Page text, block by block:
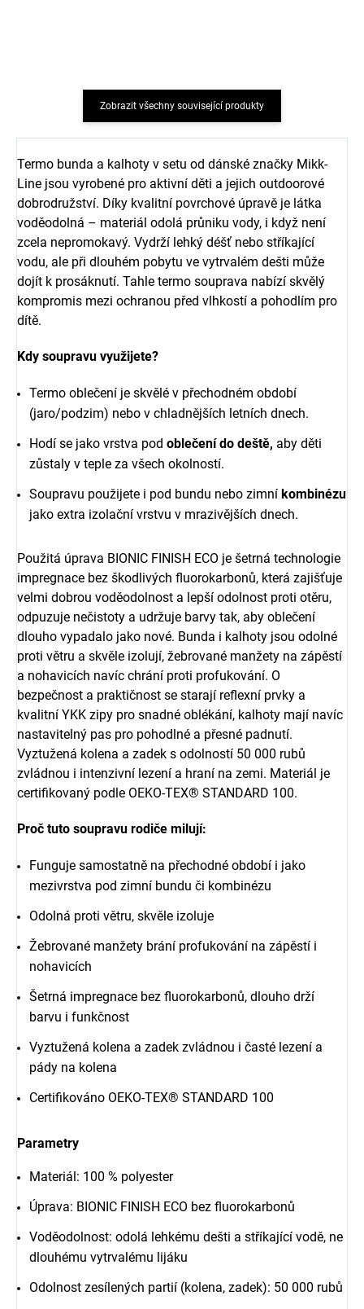
Zobrazit všechny související produkty
Termo bunda a kalhoty v setu od dánské značky Mikk-
Line jsou vyrobené pro aktivní děti a jejich outdoorové
dobrodružství. Díky kvalitní povrchové úpravě je látka
voděodolná – materiál odolá průniku vody, i když není
zcela nepromokavý. Vydrží lehký déšť nebo stříkající
vodu, ale při dlouhém pobytu ve vytrvalém dešti může
dojít k prosáknutí. Tahle termo souprava nabízí skvělý
kompromis mezi ochranou před vlhkostí a pohodlím pro
dítě.
Kdy soupravu využijete?
Termo oblečení je skvělé v přechodném období
(jaro/podzim) nebo v chladnějších letních dnech.
Hodí se jako vrstva pod oblečení do deště, aby děti
zůstaly v teple za všech okolností.
Soupravu použijete i pod bundu nebo zimní kombinézu
jako extra izolační vrstvu v mrazivějších dnech.
Použitá úprava BIONIC FINISH ECO je šetrná technologie
impregnace bez škodlivých fluorokarbonů, která zajišťuje
velmi dobrou voděodolnost a lepší odolnost proti otěru,
odpuzuje nečistoty a udržuje barvy tak, aby oblečení
dlouho vypadalo jako nové. Bunda i kalhoty jsou odolné
proti větru a skvěle izolují, žebrované manžety na zápěstí
a nohavicích navíc chrání proti profukování. O
bezpečnost a praktičnost se starají reflexní prvky a
kvalitní YKK zipy pro snadné oblékání, kalhoty mají navíc
nastavitelný pas pro pohodlné a přesné padnutí.
Vyztužená kolena a zadek s odolností 50 000 rubů
zvládnou i intenzivní lezení a hraní na zemi. Materiál je
certifikovaný podle OEKO-TEX® STANDARD 100.
Proč tuto soupravu rodiče milují:
Funguje samostatně na přechodné období i jako
mezivrstva pod zimní bundu či kombinézu
Odolná proti větru, skvěle izoluje
Žebrované manžety brání profukování na zápěstí i
nohavicích
Šetrná impregnace bez fluorokarbonů, dlouho drží
barvu i funkčnost
Vyztužená kolena a zadek zvládnou i časté lezení a
pády na kolena
Certifikováno OEKO-TEX® STANDARD 100
Parametry
Materiál: 100 % polyester
Úprava: BIONIC FINISH ECO bez fluorokarbonů
Voděodolnost: odolá lehkému dešti a stříkající vodě, ne
dlouhému vytrvalému lijáku
Odolnost zesílených partií (kolena, zadek): 50 000 rubů